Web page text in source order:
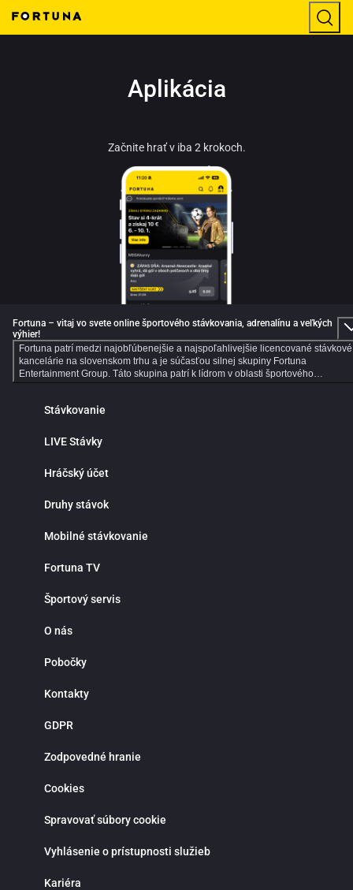
Aplikácia
Začnite hrať v iba 2 krokoch.
Fortuna – vitaj vo svete online športového stávkovania, adrenalínu a veľkých
výhier!
Fortuna patrí medzi najobľúbenejšie a najspoľahlivejšie licencované stávkové
kancelárie na slovenskom trhu a je súčasťou silnej skupiny Fortuna
Entertainment Group. Táto skupina patrí k lídrom v oblasti športového
stávkovania v strednej Európe a už viac ako 30 rokov prináša hráčom kvalitné
Dlhoročné skúsenosti, moderné technológie a dôraz na bezpečnosť robia z
Online športové stávkovanie vo Fortune ponúka tisíce predzápasových aj live
stávok každý deň. V ponuke nájdeš populárne športy ako futbal, hokej, tenis,
športových udalostí z celého sveta. Prehľadné rozhranie ti umožní rýchlo nájsť
kurzov. Jednou z hlavných výhod online športového stávkovania je pohodlie a
nepretržitý prístup k stávkam. Nemusíš navštevovať kamenné pobočky ani
počítači. Fortuna funguje nonstop a ponúka rýchle vyhodnotenie tiketov,
Prečo stávkovať práve vo Fortune? Okrem bohatej ponuky športových udalostí
domácich aj zahraničných líg, vrátane slovenského a českého futbalu či
stávkovanie, Fortuna ti poskytne všetky nástroje na profesionálne tipovanie.
počas celého stretnutia. Stav na góly, rohy, fauly, vylúčenia alebo ďalší vývoj
ideálne pre skúsenejších tipérov aj pre hráčov, ktorí majú radi dynamiku a
rýchle rozhodovanie. Fortuna myslí aj na nových hráčov. Pre
stávky bez rizika a pravidelné promo akcie. Verní hráči môžu získať rôzne
športovými udalosťami. Bonusová ponuka sa pravidelne obmieňa a prináša
viac možností, ako zvýšiť šancu na výhru. Moderná mobilná aplikácia Fortuna
Aplikácia poskytuje rýchly prístup k stávkam, live udalostiam, histórii tiketov a
najnovších akciách, bonusoch a dôležitých zápasoch. Fortuna kladie dôraz na
zodpovedné hranie a ponúka možnosť nastavenia limitov na vklady, stávky
podpora prostredníctvom live chatu, ktorá ti rada pomôže rýchlo a
bohatou ponukou športových stávok, kvalitnými kurzmi a modernými
Stávkovanie
LIVE Stávky
Hráčský účet
Druhy stávok
Mobilné stávkovanie
Fortuna TV
Športový servis
O nás
Pobočky
Kontakty
GDPR
Zodpovedné hranie
Cookies
Spravovať súbory cookie
Vyhlásenie o prístupnosti služieb
Kariéra